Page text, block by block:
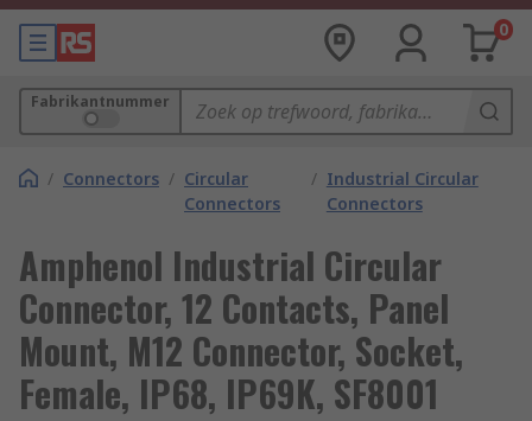
0
Fabrikantnummer
/ Connectors / Circular
Connectors
/ Industrial Circular
Connectors
Amphenol Industrial Circular
Connector, 12 Contacts, Panel
Mount, M12 Connector, Socket,
Female, IP68, IP69K, SF8001